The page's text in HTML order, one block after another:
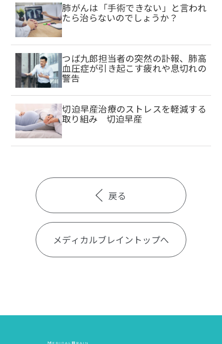
肺がんは「手術できない」と言われ
たら治らないのでしょうか？
つば九郎担当者の突然の訃報、肺高
血圧症が引き起こす疲れや息切れの
警告
切迫早産治療のストレスを軽減する
取り組み 切迫早産
戻る
メディカルブレイントップへ